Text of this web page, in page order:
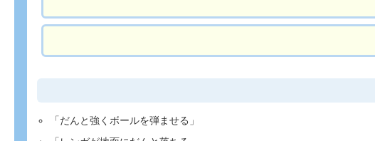
「だんと強くボールを弾ませる」